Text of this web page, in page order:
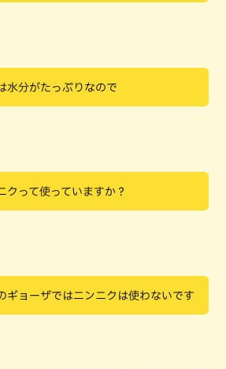
水分がたっぷりなので
クって使っていますか？
ギョーザではニンニクは使わないです